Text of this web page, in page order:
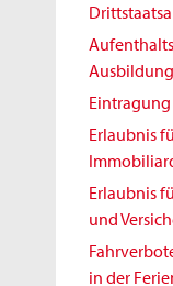
Ausbildung
Eintragung
Erlaubnis
Erlaubnis
und
in der